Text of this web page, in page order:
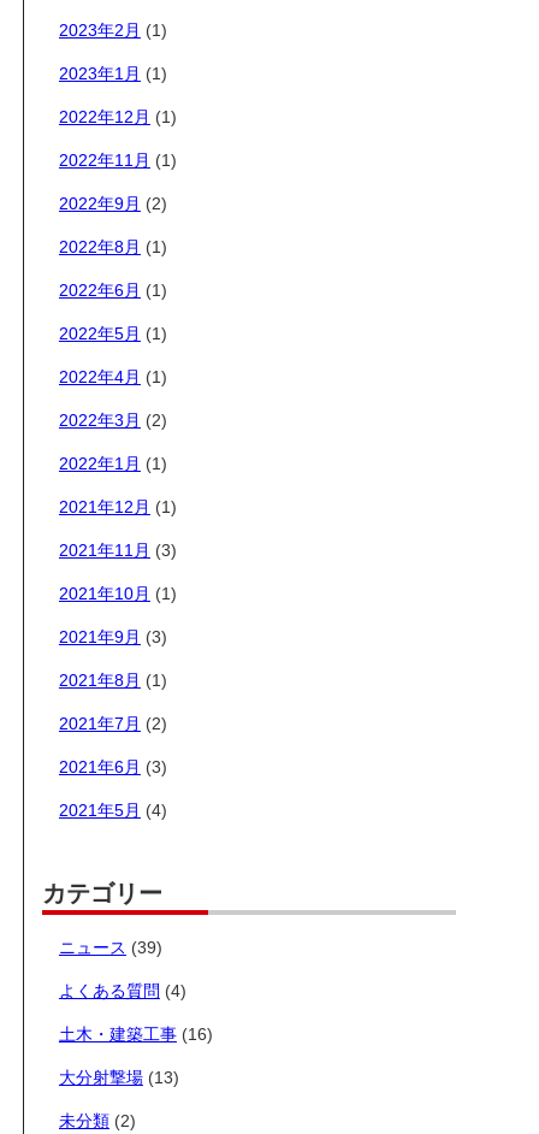
2023年2月 (1)
2023年1月 (1)
2022年12月 (1)
2022年11月 (1)
2022年9月 (2)
2022年8月 (1)
2022年6月 (1)
2022年5月 (1)
2022年4月 (1)
2022年3月 (2)
2022年1月 (1)
2021年12月 (1)
2021年11月 (3)
2021年10月 (1)
2021年9月 (3)
2021年8月 (1)
2021年7月 (2)
2021年6月 (3)
2021年5月 (4)
カテゴリー
ニュース (39)
よくある質問 (4)
土木・建築工事(16)
大分射撃場(13)
未分類(2)